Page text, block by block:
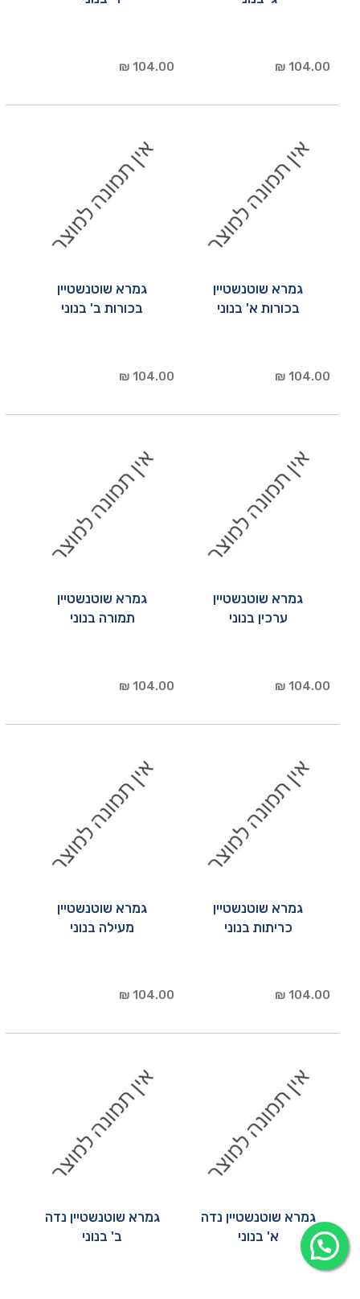
104.00 ₪
104.00 ₪
גמרא שוטנשטיין
בכורות א' בנוני
104.00 ₪
גמרא שוטנשטיין
בכורות ב' בנוני
104.00 ₪
גמרא שוטנשטיין
ערכין בנוני
104.00 ₪
גמרא שוטנשטיין
תמורה בנוני
104.00 ₪
גמרא שוטנשטיין
כריתות בנוני
104.00 ₪
גמרא שוטנשטיין
מעילה בנוני
104.00 ₪
גמרא שוטנשטיין נדה
א' בנוני
גמרא שוטנשטיין נדה
ב' בנוני